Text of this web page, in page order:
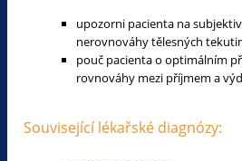
upozorni pacienta na
nerovnováhy tělesných
pouč pacienta o optimálním
rovnováhy mezi příjmem a
Související lékařské diagnózy: